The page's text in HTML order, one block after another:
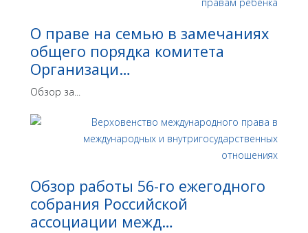
О праве на семью в замечаниях
общего порядка комитета
Организаци…
Обзор за...
Обзор работы 56-го ежегодного
собрания Российской
ассоциации межд…